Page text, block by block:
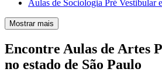
Aulas de Sociologia Pré Vestibular
Mostrar mais
Encontre Aulas de Artes
no estado de São Paulo